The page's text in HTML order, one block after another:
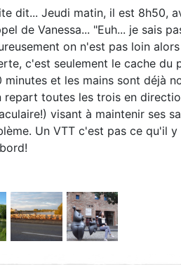
dit... Jeudi matin, il est 8h50,
de Vanessa... "Euh... je sais
on n'est pas loin
c'est seulement le cache
et les mains sont déjà
repart toutes les trois en
visant à maintenir ses
Un VTT c'est pas ce qu'il